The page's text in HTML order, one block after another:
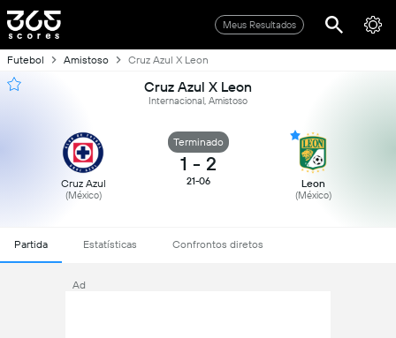
Meus Resultados
Futebol Amistoso Cruz Azul X Leon
Cruz Azul X Leon
Internacional, Amistoso
Cruz Azul
(México)
Terminado
1 - 2
21-06 Leon
(México)
Partida Estatísticas Confrontos diretos
Ad